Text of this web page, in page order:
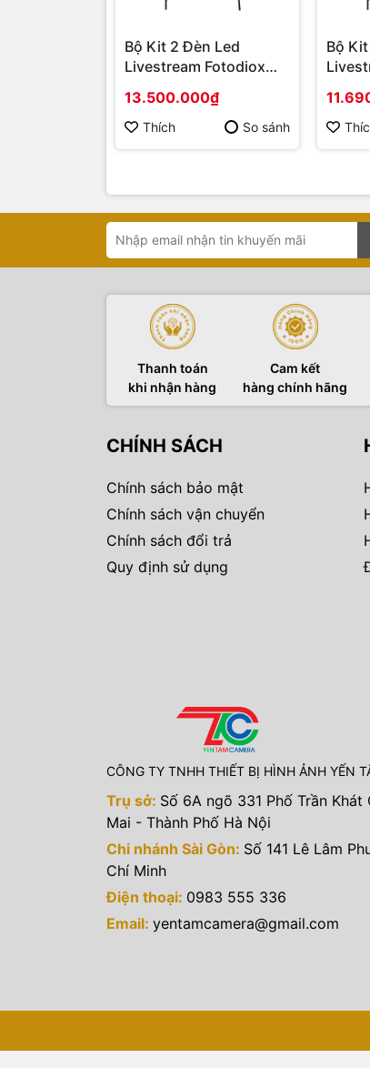
Bộ Kit 2 Đèn Led
Livestream Fotodiox
13.500.000₫
Thích So sánh
Bộ
Thanh toán
khi nhận hàng
Cam kết
hàng chính hãng
CHÍNH SÁCH
Chính sách bảo mật
Chính sách vận chuyển
Chính sách đổi trả
Quy định sử dụng
CÔNG TY TNHH THIẾT BỊ HÌNH ẢNH YẾN
Trụ sở: Số 6A ngõ 331 Phố Trần
Mai - Thành Phố Hà Nội
Chi nhánh Sài Gòn: Số 141 Lê Lâm
Chí Minh
Điện thoại: 0983 555 336
Email: yentamcamera@gmail.com